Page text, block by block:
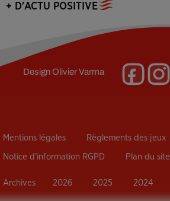
+ D'ACTU POSITIVE
DesignOlivier Varma
Mentions légales Règlements des jeux
Notice d’information RGPD Plan du site
Archives 2026 2025 2024